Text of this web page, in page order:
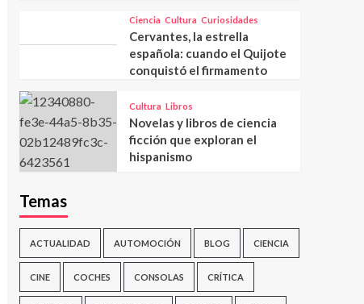
Ciencia Cultura Curiosidades
Cervantes, la estrella
española: cuando el Quijote
conquistó el firmamento
Cultura Libros
Novelas y libros de ciencia
ficción que exploran el
hispanismo
Temas
ACTUALIDAD AUTOMOCIÓN BLOG CIENCIA
CINE COCHES CONSOLAS CRÍTICA